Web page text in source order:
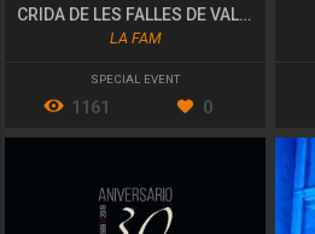
CRIDA DE LES FALLES DE VALÈNCIA 2020 "PÓLVORA I FOC!"
LA FAM
SPECIAL EVENT
1161 0